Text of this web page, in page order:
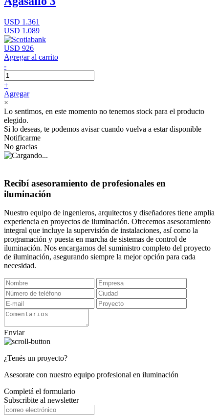
USD 1.361
USD 1.089
USD 926
Agregar al carrito
-
+
Agregar
×
Lo sentimos, en este momento no tenemos stock para el producto
elegido.
Si lo deseas, te podemos avisar cuando vuelva a estar disponible
Notificarme
No gracias
Recibí asesoramiento de profesionales en
iluminación
Nuestro equipo de ingenieros, arquitectos y diseñadores tiene amplia
experiencia en proyectos de iluminación. Ofrecemos asesoramiento
integral que incluye la supervisión de instalaciones, así como la
programación y puesta en marcha de sistemas de control de
iluminación. Nos encargamos del suministro completo del proyecto
de iluminación, asegurando siempre la mejor opción para cada
necesidad.
Enviar
¿Tenés un proyecto?
Asesorate con nuestro equipo profesional en iluminación
Completá el formulario
Subscribite al newsletter